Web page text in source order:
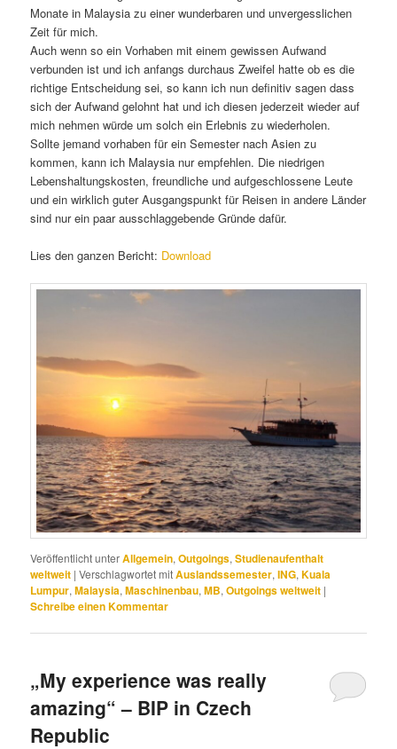
Monate in Malaysia zu einer wunderbaren und unvergesslichen
Zeit für mich.
Auch wenn so ein Vorhaben mit einem gewissen Aufwand
verbunden ist und ich anfangs durchaus Zweifel hatte ob es die
richtige Entscheidung sei, so kann ich nun definitiv sagen dass
sich der Aufwand gelohnt hat und ich diesen jederzeit wieder auf
mich nehmen würde um solch ein Erlebnis zu wiederholen.
Sollte jemand vorhaben für ein Semester nach Asien zu
kommen, kann ich Malaysia nur empfehlen. Die niedrigen
Lebenshaltungskosten, freundliche und aufgeschlossene Leute
und ein wirklich guter Ausgangspunkt für Reisen in andere Länder
sind nur ein paar ausschlaggebende Gründe dafür.
Lies den ganzen Bericht: Download
Veröffentlicht unterAllgemein,Outgoings,Studienaufenthalt
weltweit |Verschlagwortet mitAuslandssemester,ING,Kuala
Lumpur,Malaysia,Maschinenbau,MB,Outgoings weltweit |
Schreibe einen Kommentar
„My experience was really
amazing“ – BIP in Czech
Republic